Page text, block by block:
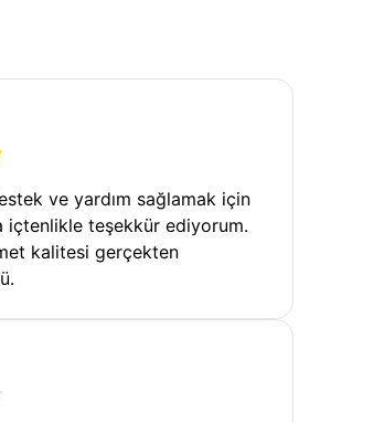
ve yardım sağlamak için
içtenlikle teşekkür ediyorum.
kalitesi gerçekten